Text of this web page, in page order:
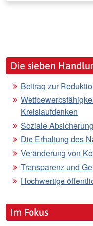
Die sieben
Beitrag zur
Kreislaufdenken
Soziale
Die Erhaltung des
Veränderung von
Transparenz und
Hochwertige
Im Fokus